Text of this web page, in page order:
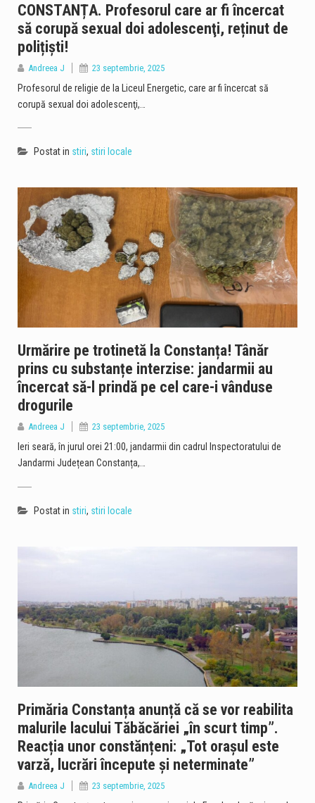
CONSTANȚA. Profesorul care ar fi încercat
să corupă sexual doi adolescenţi, reținut de
polițiști!
Andreea J 23 septembrie, 2025
Profesorul de religie de la Liceul Energetic, care ar fi încercat să
corupă sexual doi adolescenţi,…
Postat in stiri, stiri locale
Urmărire pe trotinetă la Constanța! Tânăr
prins cu substanțe interzise: jandarmii au
încercat să-l prindă pe cel care-i vânduse
drogurile
Andreea J 23 septembrie, 2025
Ieri seară, în jurul orei 21:00, jandarmii din cadrul Inspectoratului de
Jandarmi Județean Constanța,…
Postat in stiri, stiri locale
Primăria Constanța anunță că se vor reabilita
malurile lacului Tăbăcăriei „în scurt timp”.
Reacția unor constănțeni: „Tot orașul este
varză, lucrări începute și neterminate”
Andreea J 23 septembrie, 2025